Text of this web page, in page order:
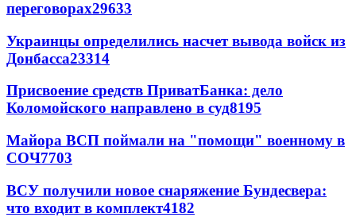
переговорах29633
Украинцы определились насчет вывода войск из
Донбасса23314
Присвоение средств ПриватБанка: дело
Коломойского направлено в суд8195
Майора ВСП поймали на "помощи" военному в
СОЧ7703
ВСУ получили новое снаряжение Бундесвера:
что входит в комплект4182